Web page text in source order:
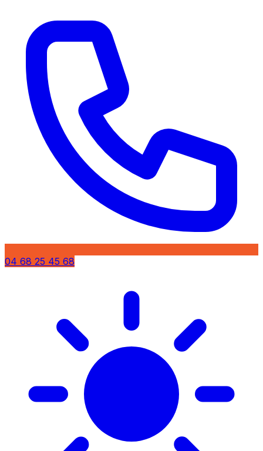
04 68 25 45 68